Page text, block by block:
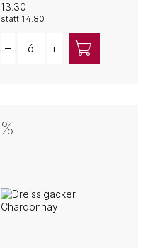
13.30
statt 14.80
– +